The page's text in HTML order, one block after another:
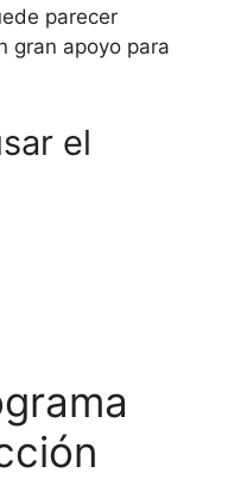
parecer
gran apoyo para
el